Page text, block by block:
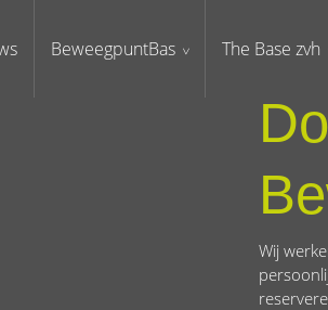
BeweegpuntBas The Base zvh
Wij